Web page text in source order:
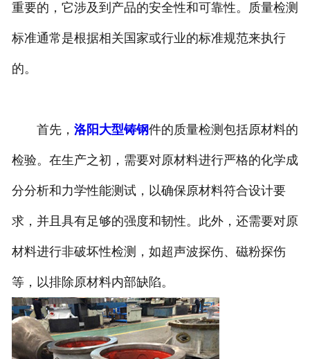
生产能力
重要的，它涉及到产品的安全性和可靠性。质量检测
标准通常是根据相关国家或行业的标准规范来执行
的。
首先， 洛阳大型铸钢件的质量检测包括原材料的
检验。在生产之初，需要对原材料进行严格的化学成
分分析和力学性能测试，以确保原材料符合设计要
求，并且具有足够的强度和韧性。此外，还需要对原
材料进行非破坏性检测，如超声波探伤、磁粉探伤
等，以排除原材料内部缺陷。